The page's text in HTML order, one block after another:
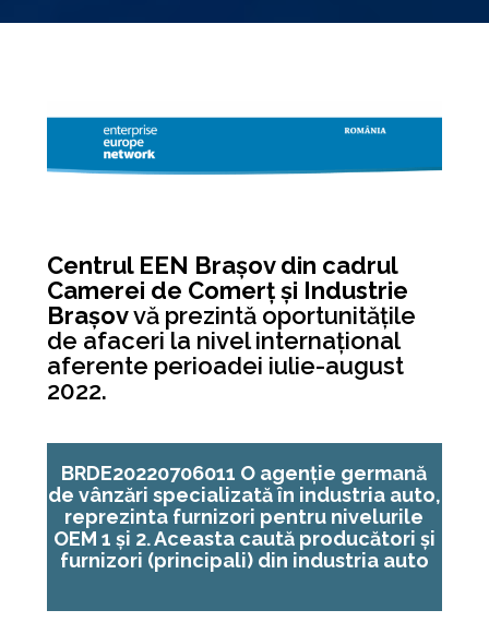
Centrul EEN Brașov din cadrul
Camerei de Comerț și Industrie
Brașovvă prezintă oportunitățile
de afaceri la nivel internațional
aferente perioadei iulie-august
2022.
BRDE20220706011 O agenție germană
de vânzări specializată în industria auto,
reprezinta furnizori pentru nivelurile
OEM 1 și 2. Aceasta caută producători și
furnizori (principali) din industria auto